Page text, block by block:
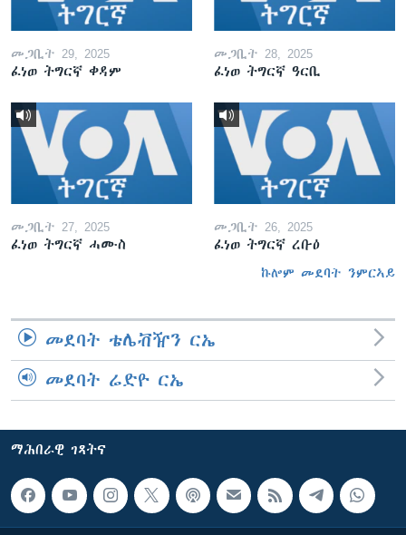
መጋቢት 29, 2025
ፈነወ ትግርኛ ቀዳም
መጋቢት 28, 2025
ፈነወ ትግርኛ ዓርቢ
መጋቢት 27, 2025
ፈነወ ትግርኛ ሓሙስ
መጋቢት 26, 2025
ፈነወ ትግርኛ ረቡዕ
ኩሎም መደባት ንምርኣይ
መደባት ቴሌቭዥን ርኤ
መደባት ሬድዮ ርኤ
ማሕበራዊ ገጻትና